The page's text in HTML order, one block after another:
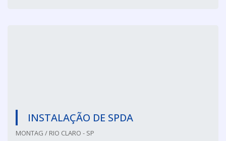
INSTALAÇÃO DE SPDA
MONTAG / RIO CLARO - SP